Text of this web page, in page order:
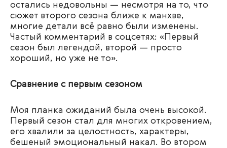
остались недовольны — несмотря на то, что
сюжет второго сезона ближе к манхве,
многие детали всё равно были изменены.
Частый комментарий в соцсетях: «Первый
сезон был легендой, второй — просто
хороший, но уже не то».
Сравнение с первым сезоном
Моя планка ожиданий была очень высокой.
Первый сезон стал для многих откровением,
его хвалили за целостность, характеры,
бешеный эмоциональный накал. Во втором